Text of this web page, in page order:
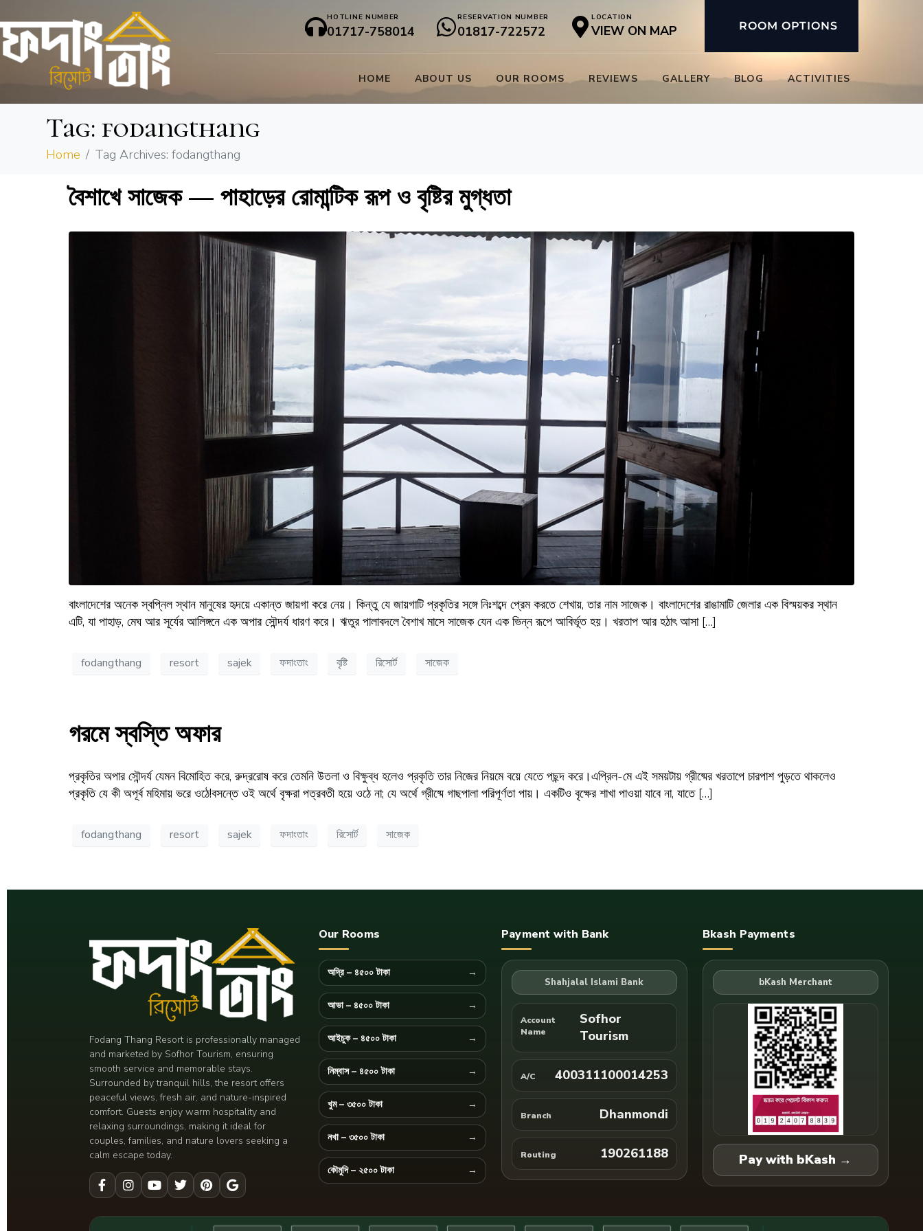
HOTLINE NUMBER
01717-758014
RESERVATION NUMBER
01817-722572
LOCATION
VIEW ON MAP ROOM OPTIONS
HOME ABOUT US OUR ROOMS REVIEWS GALLERY BLOG ACTIVITIES
Tag: fodangthang
Home Tag Archives: fodangthang
বৈশাখে সাজেক — পাহাড়ের রোমান্টিক রূপ ও বৃষ্টির মুগ্ধতা
বাংলাদেশের অনেক স্বপ্নিল স্থান মানুষের হৃদয়ে একান্ত জায়গা করে নেয়। কিন্তু যে জায়গাটি প্রকৃতির সঙ্গে নিঃশব্দে প্রেম করতে শেখায়, তার নাম সাজেক। বাংলাদেশের রাঙামাটি জেলার এক বিস্ময়কর স্থান
এটি, যা পাহাড়, মেঘ আর সূর্যের আলিঙ্গনে এক অপার সৌন্দর্য ধারণ করে। ঋতুর পালাবদলে বৈশাখ মাসে সাজেক যেন এক ভিন্ন রূপে আবির্ভূত হয়। খরতাপ আর হঠাৎ আসা […]
fodangthang resort sajek ফদাংতাং বৃষ্টি রিসোর্ট সাজেক
গরমে স্বস্তি অফার
প্রকৃতির অপার সৌন্দর্য যেমন বিমোহিত করে, রুদ্ররোষ করে তেমনি উতলা ও বিক্ষুব্ধ হলেও প্রকৃতি তার নিজের নিয়মে বয়ে যেতে পছন্দ করে।এপ্রিল-মে এই সময়টায় গ্রীষ্মের খরতাপে চারপাশ পুড়তে থাকলেও
প্রকৃতি যে কী অপূর্ব মহিমায় ভরে ওঠে!বসন্তে ওই অর্থে বৃক্ষরা পত্রবতী হয়ে ওঠে না; যে অর্থে গ্রীষ্মে গাছপালা পরিপূর্ণতা পায়। একটিও বৃক্ষের শাখা পাওয়া যাবে না, যাতে […]
fodangthang resort sajek ফদাংতাং রিসোর্ট সাজেক
Fodang Thang Resort is professionally managed
and marketed by Sofhor Tourism, ensuring
smooth service and memorable stays.
Surrounded by tranquil hills, the resort offers
peaceful views, fresh air, and nature-inspired
comfort. Guests enjoy warm hospitality and
relaxing surroundings, making it ideal for
couples, families, and nature lovers seeking a
calm escape today.
Our Rooms
অদ্রি – ৪৫০০ টাকা
আভা – ৪৫০০ টাকা
আইচুক – ৪৫০০ টাকা
নিম্বাস – ৪৫০০ টাকা
খুম – ৩৫০০ টাকা
নখা – ৩৫০০ টাকা
কৌমুদি – ২৫০০ টাকা
Payment with Bank
Shahjalal Islami Bank
Account
Name
Sofhor
Tourism
A/C 400311100014253
Branch Dhanmondi
Routing 190261188
Bkash Payments
Pay with bKash →